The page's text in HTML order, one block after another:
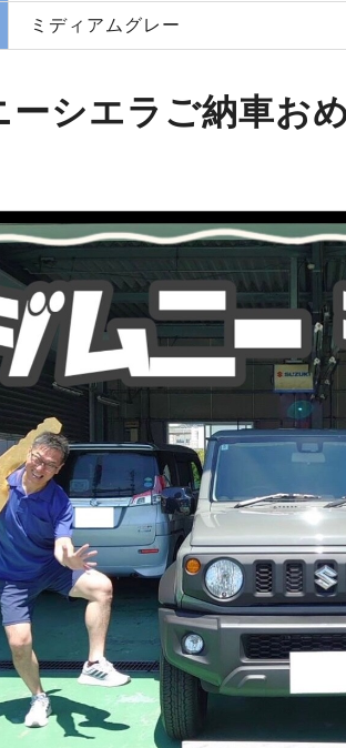
ミディアムグレー
ーシエラご納車お